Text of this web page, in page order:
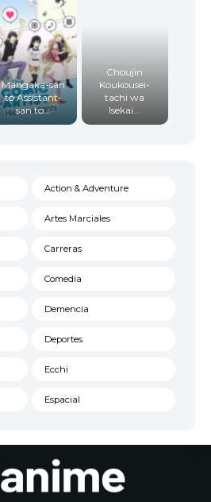
Mangaka-san
to Assistant-
san to...
Choujin
Koukousei-
tachi wa
Isekai...
Action & Adventure
Artes Marciales
Carreras
Comedia
Demencia
Deportes
Ecchi
Espacial
Historico
Josei